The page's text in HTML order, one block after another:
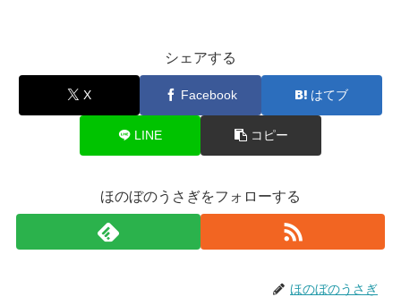
シェアする
X Facebook はてブ
LINE コピー
ほのぼのうさぎをフォローする
ほのぼのうさぎ